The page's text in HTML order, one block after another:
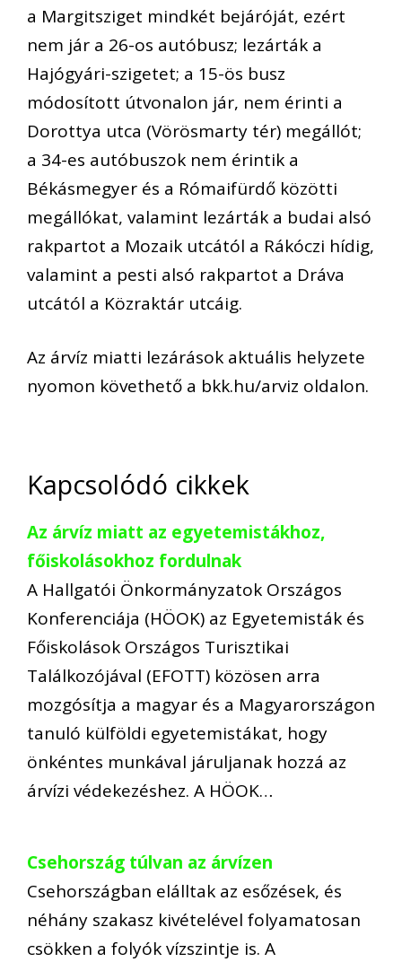
a Margitsziget mindkét bejáróját, ezért
nem jár a 26-os autóbusz; lezárták a
Hajógyári-szigetet; a 15-ös busz
módosított útvonalon jár, nem érinti a
Dorottya utca (Vörösmarty tér) megállót;
a 34-es autóbuszok nem érintik a
Békásmegyer és a Rómaifürdő közötti
megállókat, valamint lezárták a budai alsó
rakpartot a Mozaik utcától a Rákóczi hídig,
valamint a pesti alsó rakpartot a Dráva
utcától a Közraktár utcáig.
Az árvíz miatti lezárások aktuális helyzete
nyomon követhető a bkk.hu/arviz oldalon.
Kapcsolódó cikkek
Az árvíz miatt az egyetemistákhoz,
főiskolásokhoz fordulnak
A Hallgatói Önkormányzatok Országos
Konferenciája (HÖOK) az Egyetemisták és
Főiskolások Országos Turisztikai
Találkozójával (EFOTT) közösen arra
mozgósítja a magyar és a Magyarországon
tanuló külföldi egyetemistákat, hogy
önkéntes munkával járuljanak hozzá az
árvízi védekezéshez. A HÖOK…
Csehország túlvan az árvízen
Csehországban elálltak az esőzések, és
néhány szakasz kivételével folyamatosan
csökken a folyók vízszintje is. A